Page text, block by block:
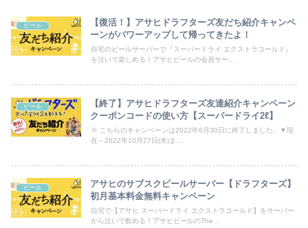
ビール
【復活！】アサヒドラフターズ友だち紹介キャンペ
ーンがパワーアップして帰ってきたよ！
自宅のビールサーバーで『スーパードライ エクストラコールド』
を注いで楽しめる！アサヒビールの会員サー...
ビール
【終了】アサヒドラフターズ友達紹介キャンペーン
クーポンコードの使い方【スーパードライ2ℓ】
※ こちらのキャンペーンは2022年6月30日に終了しました。▼現
在～2022年10月27日(木)ま...
ビール
アサヒのサブスクビールサーバー【ドラフターズ】
初月基本料金無料キャンペーン
自宅で【アサヒ スーパードライ エクストラコールド】をサーバー
から注いで飲める！アサヒビールのThe...